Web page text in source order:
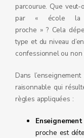
parcourue. Que veut-
par « école la
proche » ? Cela
type et du niveau
confessionnel ou
Dans
raisonnable qui
règles appliquées :
proche est